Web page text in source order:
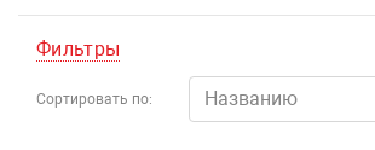
Фильтры
Сортировать по: Названию